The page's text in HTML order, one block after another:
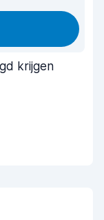
krijgen